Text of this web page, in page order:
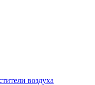
воздуха